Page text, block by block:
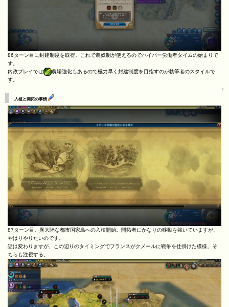
86ターン目に封建制度を取得。これで農奴制が使えるのでハイパー労働者タイムの始まりで
す。
内政プレイでは
農場強化もあるので極力早く封建制度を目指すのが執筆者のスタイルで
す。
↑
入植と開拓の事情
87ターン目。異大陸な都市国家島への入植開始。開拓者にかなりの移動を強いていますが、
やはりやりたいのです。
話は変わりますが、この辺りのタイミングでフランスがクメールに戦争を仕掛けた模様。そ
ちらも注視する。